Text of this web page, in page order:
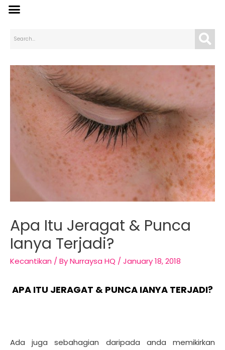
Apa Itu Jeragat & Punca
Ianya Terjadi?
Kecantikan / ByNurraysa HQ / January 18, 2018
APA ITU JERAGAT & PUNCA IANYA TERJADI?
Ada juga sebahagian daripada anda memikirkan